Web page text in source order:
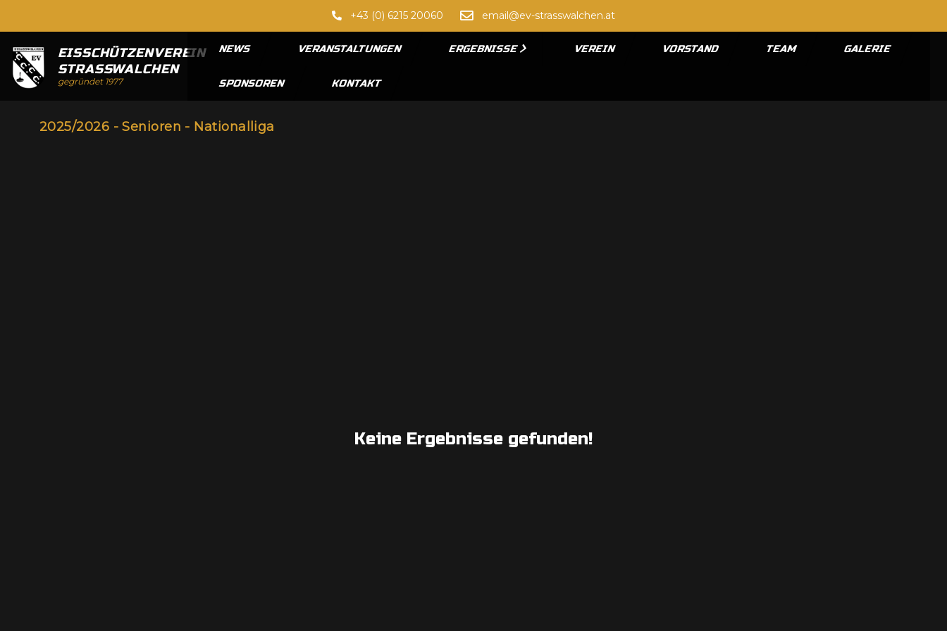
+43 (0) 6215 20060 email@ev-strasswalchen.at
EISSCHÜTZENVEREIN
STRASSWALCHEN
gegründet 1977
NEWS VERANSTALTUNGEN ERGEBNISSE VEREIN VORSTAND TEAM GALERIE
SPONSOREN KONTAKT
2025/2026 - Senioren - Nationalliga
Keine Ergebnisse gefunden!